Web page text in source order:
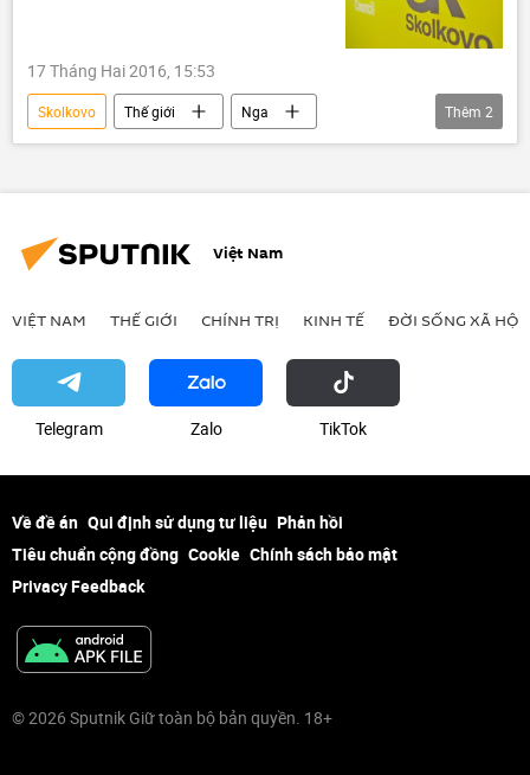
17 Tháng Hai 2016, 15:53
Skolkovo Thế giới
Nga
Tin chính tại Nga
Liên bang Nga
Thêm 2
Việt Nam
VIỆT NAM THẾ GIỚI CHÍNH TRỊ KINH TẾ ĐỜI SỐNG XÃ HỘI
Telegram Zalo ТikТоk
Về đề án Qui định sử dụng tư liệu Phản hồi
Tiêu chuẩn cộng đồng Cookie Chính sách bảo mật
Privacy Feedback
© 2026 Sputnik Giữ toàn bộ bản quyền. 18+